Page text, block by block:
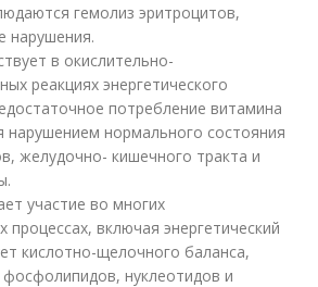
гемолиз эритроцитов,
нарушения.
в окислительно-
реакциях энергетического
потребление витамина
нарушением нормального состояния
желудочно- кишечного тракта и
участие во многих
процессах, включая энергетический
кислотно-щелочного баланса,
фосфолипидов, нуклеотидов и